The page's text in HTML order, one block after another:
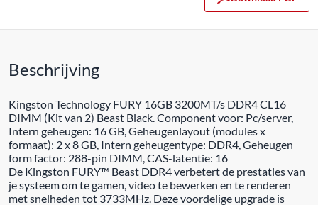
Beschrijving
Kingston Technology FURY 16GB 3200MT/s DDR4 CL16
DIMM (Kit van 2) Beast Black. Component voor: Pc/server,
Intern geheugen: 16 GB, Geheugenlayout (modules x
formaat): 2 x 8 GB, Intern geheugentype: DDR4, Geheugen
form factor: 288-pin DIMM, CAS-latentie: 16
De Kingston FURY™ Beast DDR4 verbetert de prestaties van
je systeem om te gamen, video te bewerken en te renderen
met snelheden tot 3733MHz. Deze voordelige upgrade is